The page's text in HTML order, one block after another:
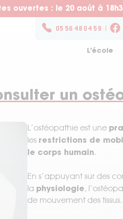
ouvertes : le 20 août à
05 56 48 04 59
L'école
/
Partenariat
Prendre rendez-vous
un
L’ostéopathie est une
les restrictions de
le corps humain.
En s’appuyant sur des
la physiologie,
de mouvement des tissus.